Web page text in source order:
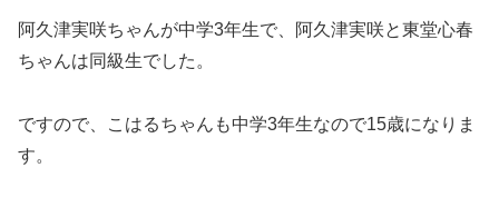
阿久津実咲ちゃんが中学3年生で、阿久津実咲と東堂心春
ちゃんは同級生でした。
ですので、こはるちゃんも中学3年生なので15歳になりま
す。